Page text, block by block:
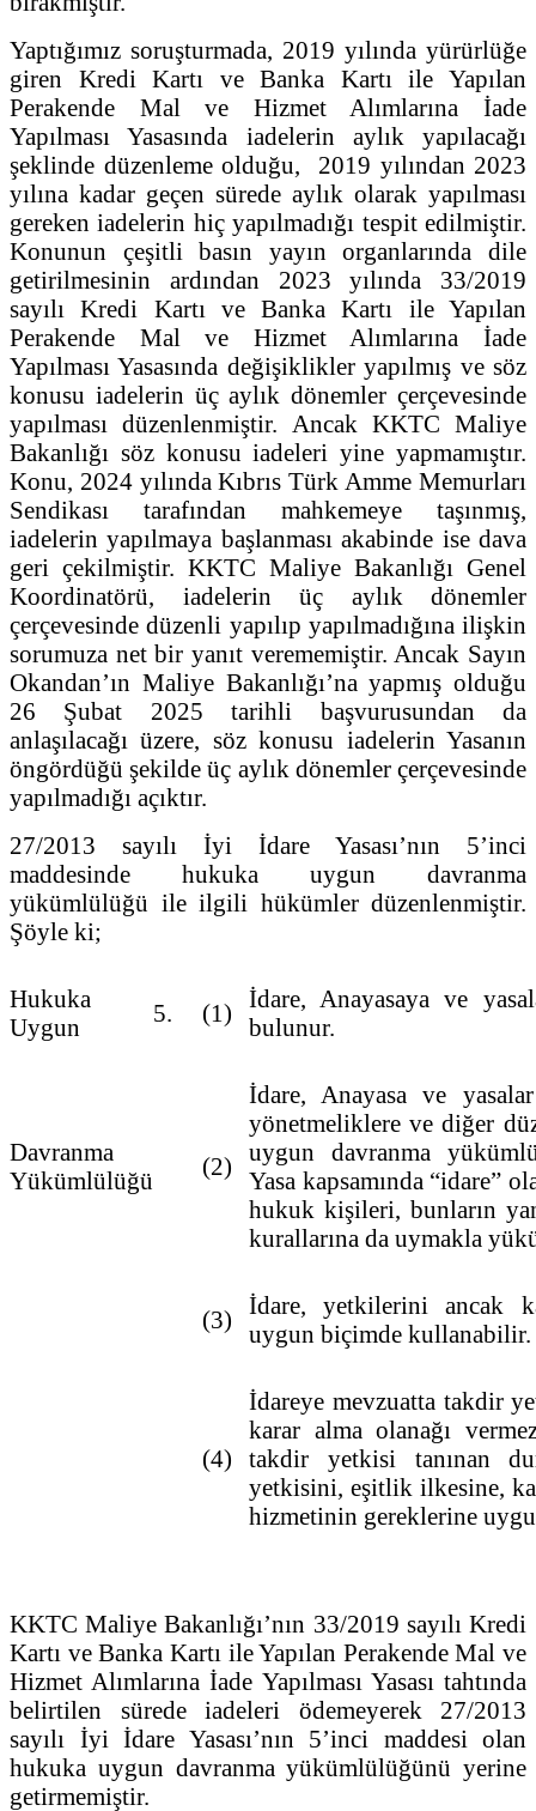
Yaptığımız soruşturmada, 2019 yılında yürürlüğe
giren Kredi Kartı ve Banka Kartı ile Yapılan
Perakende Mal ve Hizmet Alımlarına İade
Yapılması Yasasında iadelerin aylık yapılacağı
şeklinde düzenleme olduğu, 2019 yılından 2023
yılına kadar geçen sürede aylık olarak yapılması
gereken iadelerin hiç yapılmadığı tespit edilmiştir.
Konunun çeşitli basın yayın organlarında dile
getirilmesinin ardından 2023 yılında 33/2019
sayılı Kredi Kartı ve Banka Kartı ile Yapılan
Perakende Mal ve Hizmet Alımlarına İade
Yapılması Yasasında değişiklikler yapılmış ve söz
konusu iadelerin üç aylık dönemler çerçevesinde
yapılması düzenlenmiştir. Ancak KKTC Maliye
Bakanlığı söz konusu iadeleri yine yapmamıştır.
Konu, 2024 yılında Kıbrıs Türk Amme Memurları
Sendikası tarafından mahkemeye taşınmış,
iadelerin yapılmaya başlanması akabinde ise dava
geri çekilmiştir. KKTC Maliye Bakanlığı Genel
Koordinatörü, iadelerin üç aylık dönemler
çerçevesinde düzenli yapılıp yapılmadığına ilişkin
sorumuza net bir yanıt verememiştir. Ancak Sayın
Okandan’ın Maliye Bakanlığı’na yapmış olduğu
26 Şubat 2025 tarihli başvurusundan da
anlaşılacağı üzere, söz konusu iadelerin Yasanın
öngördüğü şekilde üç aylık dönemler çerçevesinde
yapılmadığı açıktır.
27/2013 sayılı İyi İdare Yasası’nın 5’inci
maddesinde hukuka uygun davranma
yükümlülüğü ile ilgili hükümler düzenlenmiştir.
Şöyle ki;
Hukuka
Uygun
5. (1)
İdare, Anayasaya ve
bulunur.
Davranma
Yükümlülüğü
(2)
İdare, Anayasa ve
yönetmeliklere ve diğer
uygun davranma
Yasa kapsamında “idare”
hukuk kişileri, bunların
kurallarına da uymakla
(3)
İdare, yetkilerini ancak
uygun biçimde kullanabilir.
(4)
İdareye mevzuatta takdir
karar alma olanağı
takdir yetkisi tanınan
yetkisini, eşitlik ilkesine,
hizmetinin gereklerine
KKTC Maliye Bakanlığı’nın 33/2019 sayılı Kredi
Kartı ve Banka Kartı ile Yapılan Perakende Mal ve
Hizmet Alımlarına İade Yapılması Yasası tahtında
belirtilen sürede iadeleri ödemeyerek 27/2013
sayılı İyi İdare Yasası’nın 5’inci maddesi olan
hukuka uygun davranma yükümlülüğünü yerine
getirmemiştir.